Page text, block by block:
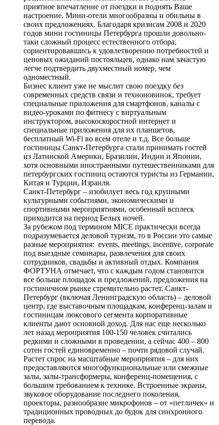
приятное впечатление от поездки и поднять Ваше
настроение. Мини-отели многообразны и обильны в
своих предложениях. Благодаря кризисам 2008 и 2020
годов мини гостиницы Петербурга прошли довольно-
таки сложный процесс естественного отбора,
сориентировавшись к удовлетворению потребностей и
ценовых ожиданий постояльцев, однако нам зачастую
легче подтвердить двухместный номер, чем
одноместный.
Бизнес клиент уже не мыслит свою поездку без
современных средств связи и техноновинок, требует
специальные приложения для смартфонов, каналы с
видео-уроками по фитнесу с виртуальным
инструктором, высокоскоростной интернет и
специальные приложения для их планшетов,
бесплатный Wi-Fi во всем отеле и т.д. Все больше
гостиницы Санкт-Петербурга стали принимать гостей
из Латинской Америки, Бразилии, Индии и Японии,
хотя основными иностранными путешественниками для
петербургских гостиниц остаются туристы из Германии,
Китая и Турции, Израиля.
Санкт-Петербург – изобилует весь год крупными
культурными событиями, экономическими и
спортивными мероприятиями, особенный всплеск
приходится на период Белых ночей.
За рубежом под термином MICE практически всегда
подразумевается деловой туризм, то в России это самые
разные мероприятия: events, meetings, incentive, corporate
под выездные семинары, развлечения для своих
сотрудников, свадьбы и активный отдых. Компания
ФОРТУНА отмечает, что с каждым годом становится
все больше площадок и предложений, предложения на
гостиничном рынке стремительно растет. Санкт-
Петербург (включая Ленинградскую область) – деловой
центр, где выставочным площадкам, конференц-залам и
гостиницам люксового сегмента корпоративные
клиенты дают основной доход. Для нас еще несколько
лет назад мероприятия 100-150 человек считались
редкими и сложными в проведении, а сейчас 400 – 800
сотен гостей единовременно – почти рядовой случай.
Растет спрос на масштабные мероприятия – для них
предоставляются многофункциональные или смежные
залы, залы-трансформеры, конференц-помещения, с
большим требованием к технике. Встроенные экраны,
звуковое оборудование последнего поколения,
проекторы, разнообразие микрофонов – от «петличек» и
традиционных проводных до будок для синхронного
перевода.